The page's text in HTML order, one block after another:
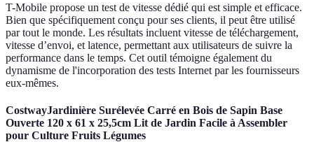
T-Mobile propose un test de vitesse dédié qui est simple et efficace.
Bien que spécifiquement conçu pour ses clients, il peut être utilisé
par tout le monde. Les résultats incluent vitesse de téléchargement,
vitesse d’envoi, et latence, permettant aux utilisateurs de suivre la
performance dans le temps. Cet outil témoigne également du
dynamisme de l'incorporation des tests Internet par les fournisseurs
eux-mêmes.
CostwayJardinière Surélevée Carré en Bois de Sapin Base
Ouverte 120 x 61 x 25,5cm Lit de Jardin Facile à Assembler
pour Culture Fruits Légumes